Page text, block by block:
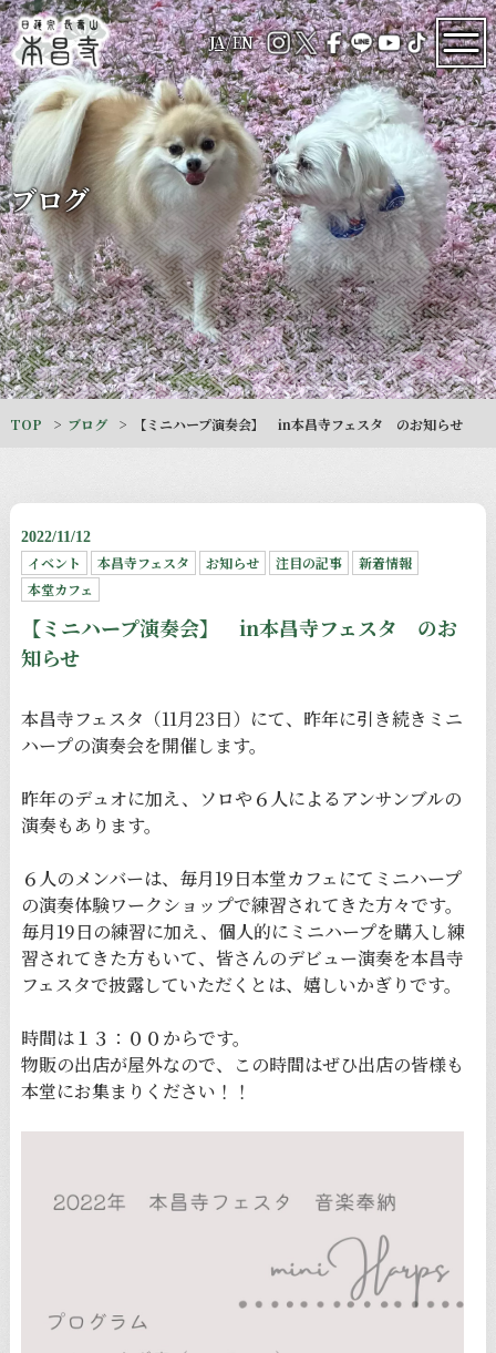
JA/EN
ブログ
TOP ブログ 【ミニハープ演奏会】 in本昌寺フェスタ のお知らせ
2022/11/12
イベント 本昌寺フェスタ お知らせ 注目の記事
新着情報
本堂カフェ
【ミニハープ演奏会】 in本昌寺フェスタ のお
知らせ
本昌寺フェスタ（11月23日）にて、昨年に引き続きミニ
ハープの演奏会を開催します。
昨年のデュオに加え、ソロや６人によるアンサンブルの
演奏もあります。
６人のメンバーは、毎月19日本堂カフェにてミニハープ
の演奏体験ワークショップで練習されてきた方々です。
毎月19日の練習に加え、個人的にミニハープを購入し練
習されてきた方もいて、皆さんのデビュー演奏を本昌寺
フェスタで披露していただくとは、嬉しいかぎりです。
時間は１３：００からです。
物販の出店が屋外なので、この時間はぜひ出店の皆様も
本堂にお集まりください！！